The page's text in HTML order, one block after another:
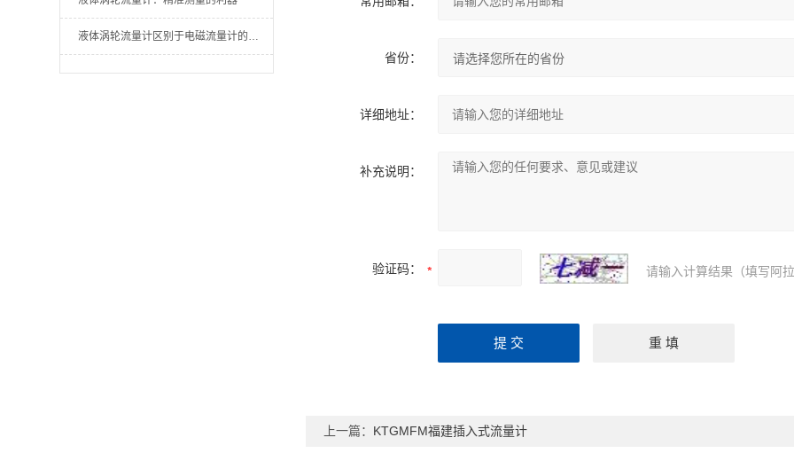
液体涡轮流量计区别于电磁流量计的方面有哪些
省份：
详细地址：
补充说明：
验证码： 请输入计算结果（填写阿
上一篇： KTGMFM福建插入式流量计